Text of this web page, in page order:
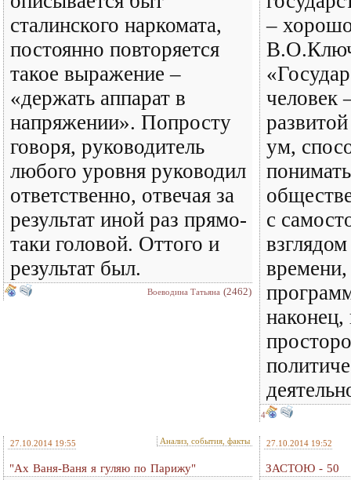
сталинского наркомата,
постоянно повторяется
такое выражение –
«держать аппарат в
напряжении». Попросту
говоря, руководитель
любого уровня руководил
ответственно, отвечая за
результат иной раз прямо-
таки головой. Оттого и
результат был.
Воеводина Татьяна (2462)
–
человек
ум,
с
времени,
4
27.10.2014 19:55 Анализ, события, факты
"Ах Ваня-Ваня я гуляю по Парижу"
27.10.2014 19:52
ЗАСТОЮ - 50